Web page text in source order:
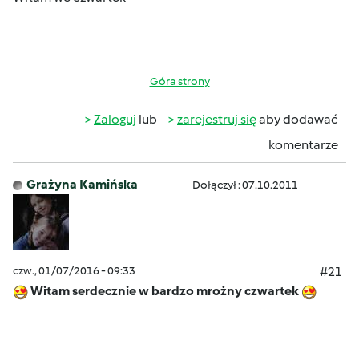
Góra strony
Zaloguj lub zarejestruj sięaby dodawać
komentarze
Grażyna Kamińska Dołączył : 07.10.2011
czw., 01/07/2016 - 09:33
#21
Witam serdecznie w bardzo mrożny czwartek